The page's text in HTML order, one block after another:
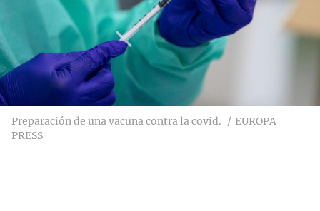
Preparación de una vacuna contra la covid.
EUROPA
PRESS